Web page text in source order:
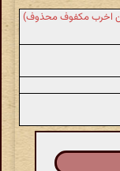
اخرب مکفوف محذوف)